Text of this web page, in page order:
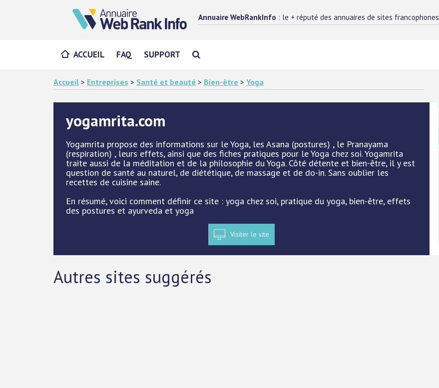
Annuaire WebRankInfo : le + réputé des annuaires de sites francophones
ACCUEIL FAQ SUPPORT
Accueil > Entreprises > Santé et beauté > Bien-être > Yoga
yogamrita.com
Yogamrita propose des informations sur le Yoga, les Asana (postures) , le Pranayama
(respiration) , leurs effets, ainsi que des fiches pratiques pour le Yoga chez soi. Yogamrita
traite aussi de la méditation et de la philosophie du Yoga. Côté détente et bien-être, il y est
question de santé au naturel, de diététique, de massage et de do-in. Sans oublier les
recettes de cuisine saine.
En résumé, voici comment définir ce site : yoga chez soi, pratique du yoga, bien-être, effets
des postures et ayurveda et yoga
Visiter le site
Autres sites suggérés